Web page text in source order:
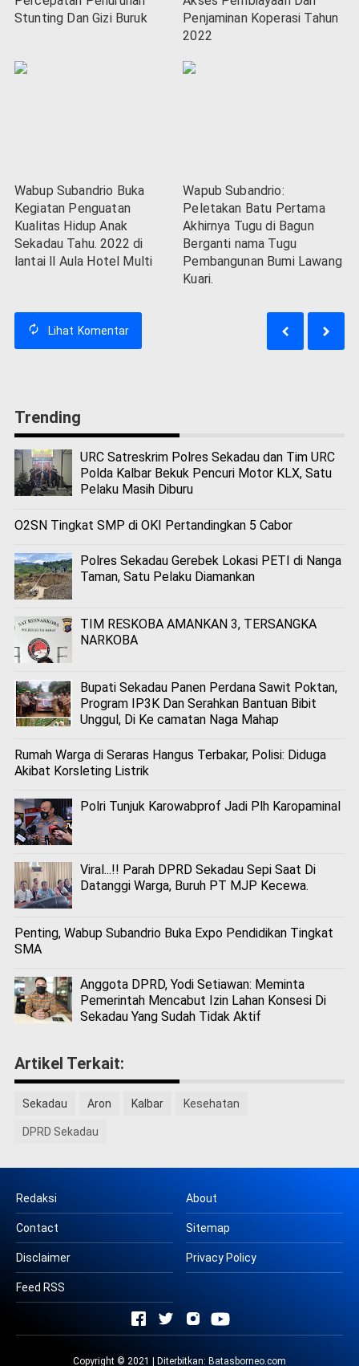
Stunting Dan Gizi Buruk
Penjaminan Koperasi Tahun
2022
Wabup Subandrio Buka
Kegiatan Penguatan
Kualitas Hidup Anak
Sekadau Tahu. 2022 di
lantai ll Aula Hotel Multi
Wapub Subandrio:
Peletakan Batu Pertama
Akhirnya Tugu di Bagun
Berganti nama Tugu
Pembangunan Bumi Lawang
Kuari.
Lihat Komentar
Trending
URC Satreskrim Polres Sekadau dan Tim URC
Polda Kalbar Bekuk Pencuri Motor KLX, Satu
Pelaku Masih Diburu
O2SN Tingkat SMP di OKI Pertandingkan 5 Cabor
Polres Sekadau Gerebek Lokasi PETI di Nanga
Taman, Satu Pelaku Diamankan
TIM RESKOBA AMANKAN 3, TERSANGKA
NARKOBA
Bupati Sekadau Panen Perdana Sawit Poktan,
Program IP3K Dan Serahkan Bantuan Bibit
Unggul, Di Ke camatan Naga Mahap
Rumah Warga di Seraras Hangus Terbakar, Polisi: Diduga
Akibat Korsleting Listrik
Polri Tunjuk Karowabprof Jadi Plh Karopaminal
Viral...!! Parah DPRD Sekadau Sepi Saat Di
Datanggi Warga, Buruh PT MJP Kecewa.
Penting, Wabup Subandrio Buka Expo Pendidikan Tingkat
SMA
Anggota DPRD, Yodi Setiawan: Meminta
Pemerintah Mencabut Izin Lahan Konsesi Di
Sekadau Yang Sudah Tidak Aktif
Artikel Terkait:
Sekadau Aron Kalbar Kesehatan
DPRD Sekadau
Redaksi About
Contact Sitemap
Disclaimer Privacy Policy
Feed RSS
Copyright © 2021 | Diterbitkan: Batasborneo.com